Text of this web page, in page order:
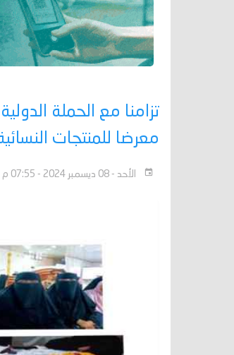
تزامنا مع الحملة
معرضا للمنتجات
الأحد - 08 ديسمبر 2024 - 07:55 م بتوقيت عدن